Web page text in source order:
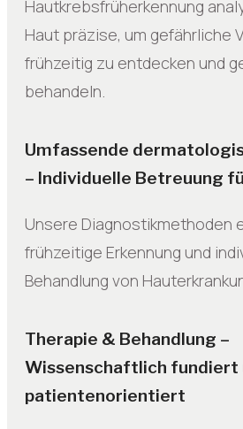
Hautkrebsfrüherkennung
Haut präzise, um gefährliche
frühzeitig zu entdecken und
behandeln.
Umfassende
– Individuelle Betreuung
Unsere Diagnostikmethoden
frühzeitige Erkennung und
Behandlung von
Therapie & Behandlung –
Wissenschaftlich fundiert
patientenorientiert